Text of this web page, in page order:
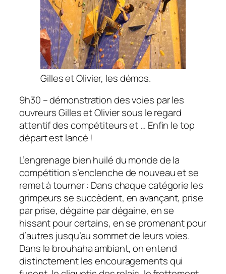
Gilles et Olivier, les démos.
9h30 – démonstration des voies par les
ouvreurs Gilles et Olivier sous le regard
attentif des compétiteurs et … Enfin le top
départ est lancé !
L’engrenage bien huilé du monde de la
compétition s’enclenche de nouveau et se
remet à tourner : Dans chaque catégorie les
grimpeurs se succèdent, en avançant, prise
par prise, dégaine par dégaine, en se
hissant pour certains, en se promenant pour
d’autres jusqu’au sommet de leurs voies.
Dans le brouhaha ambiant, on entend
distinctement les encouragements qui